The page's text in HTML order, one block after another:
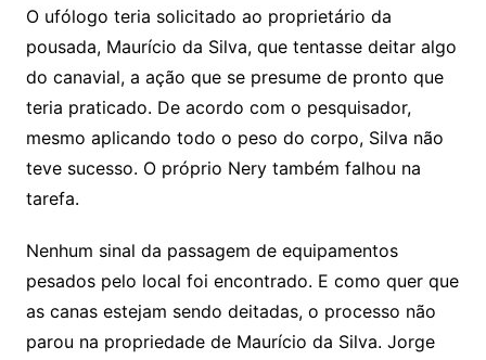
O ufólogo teria solicitado ao proprietário da
pousada, Maurício da Silva, que tentasse deitar algo
do canavial, a ação que se presume de pronto que
teria praticado. De acordo com o pesquisador,
mesmo aplicando todo o peso do corpo, Silva não
teve sucesso. O próprio Nery também falhou na
tarefa.
Nenhum sinal da passagem de equipamentos
pesados pelo local foi encontrado. E como quer que
as canas estejam sendo deitadas, o processo não
parou na propriedade de Maurício da Silva. Jorge